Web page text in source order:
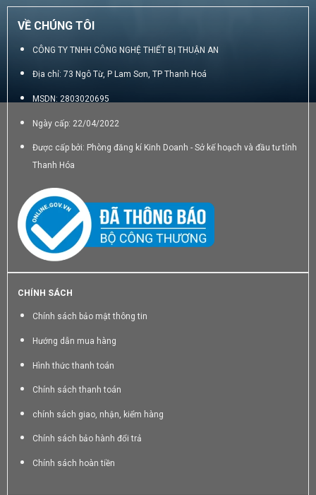
VỀ CHÚNG TÔI
CÔNG TY TNHH CÔNG NGHỆ THIẾT BỊ THUẬN AN
Địa chỉ: 73 Ngô Từ, P Lam Sơn, TP Thanh Hoá
MSDN: 2803020695
Ngày cấp: 22/04/2022
Được cấp bởi: Phòng đăng kí Kinh Doanh - Sở kế hoạch và đầu tư tỉnh
Thanh Hóa
CHÍNH SÁCH
Chính sách bảo mật thông tin
Hướng dẫn mua hàng
Hình thức thanh toán
Chính sách thanh toán
chính sách giao, nhận, kiểm hàng
Chính sách bảo hành đổi trả
Chính sách hoàn tiền